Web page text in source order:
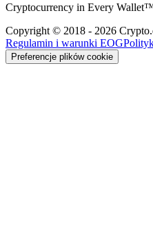
Cryptocurrency in Every
Copyright © 2018 - 2026
Regulamin i warunki EOG
Preferencje plików cookie